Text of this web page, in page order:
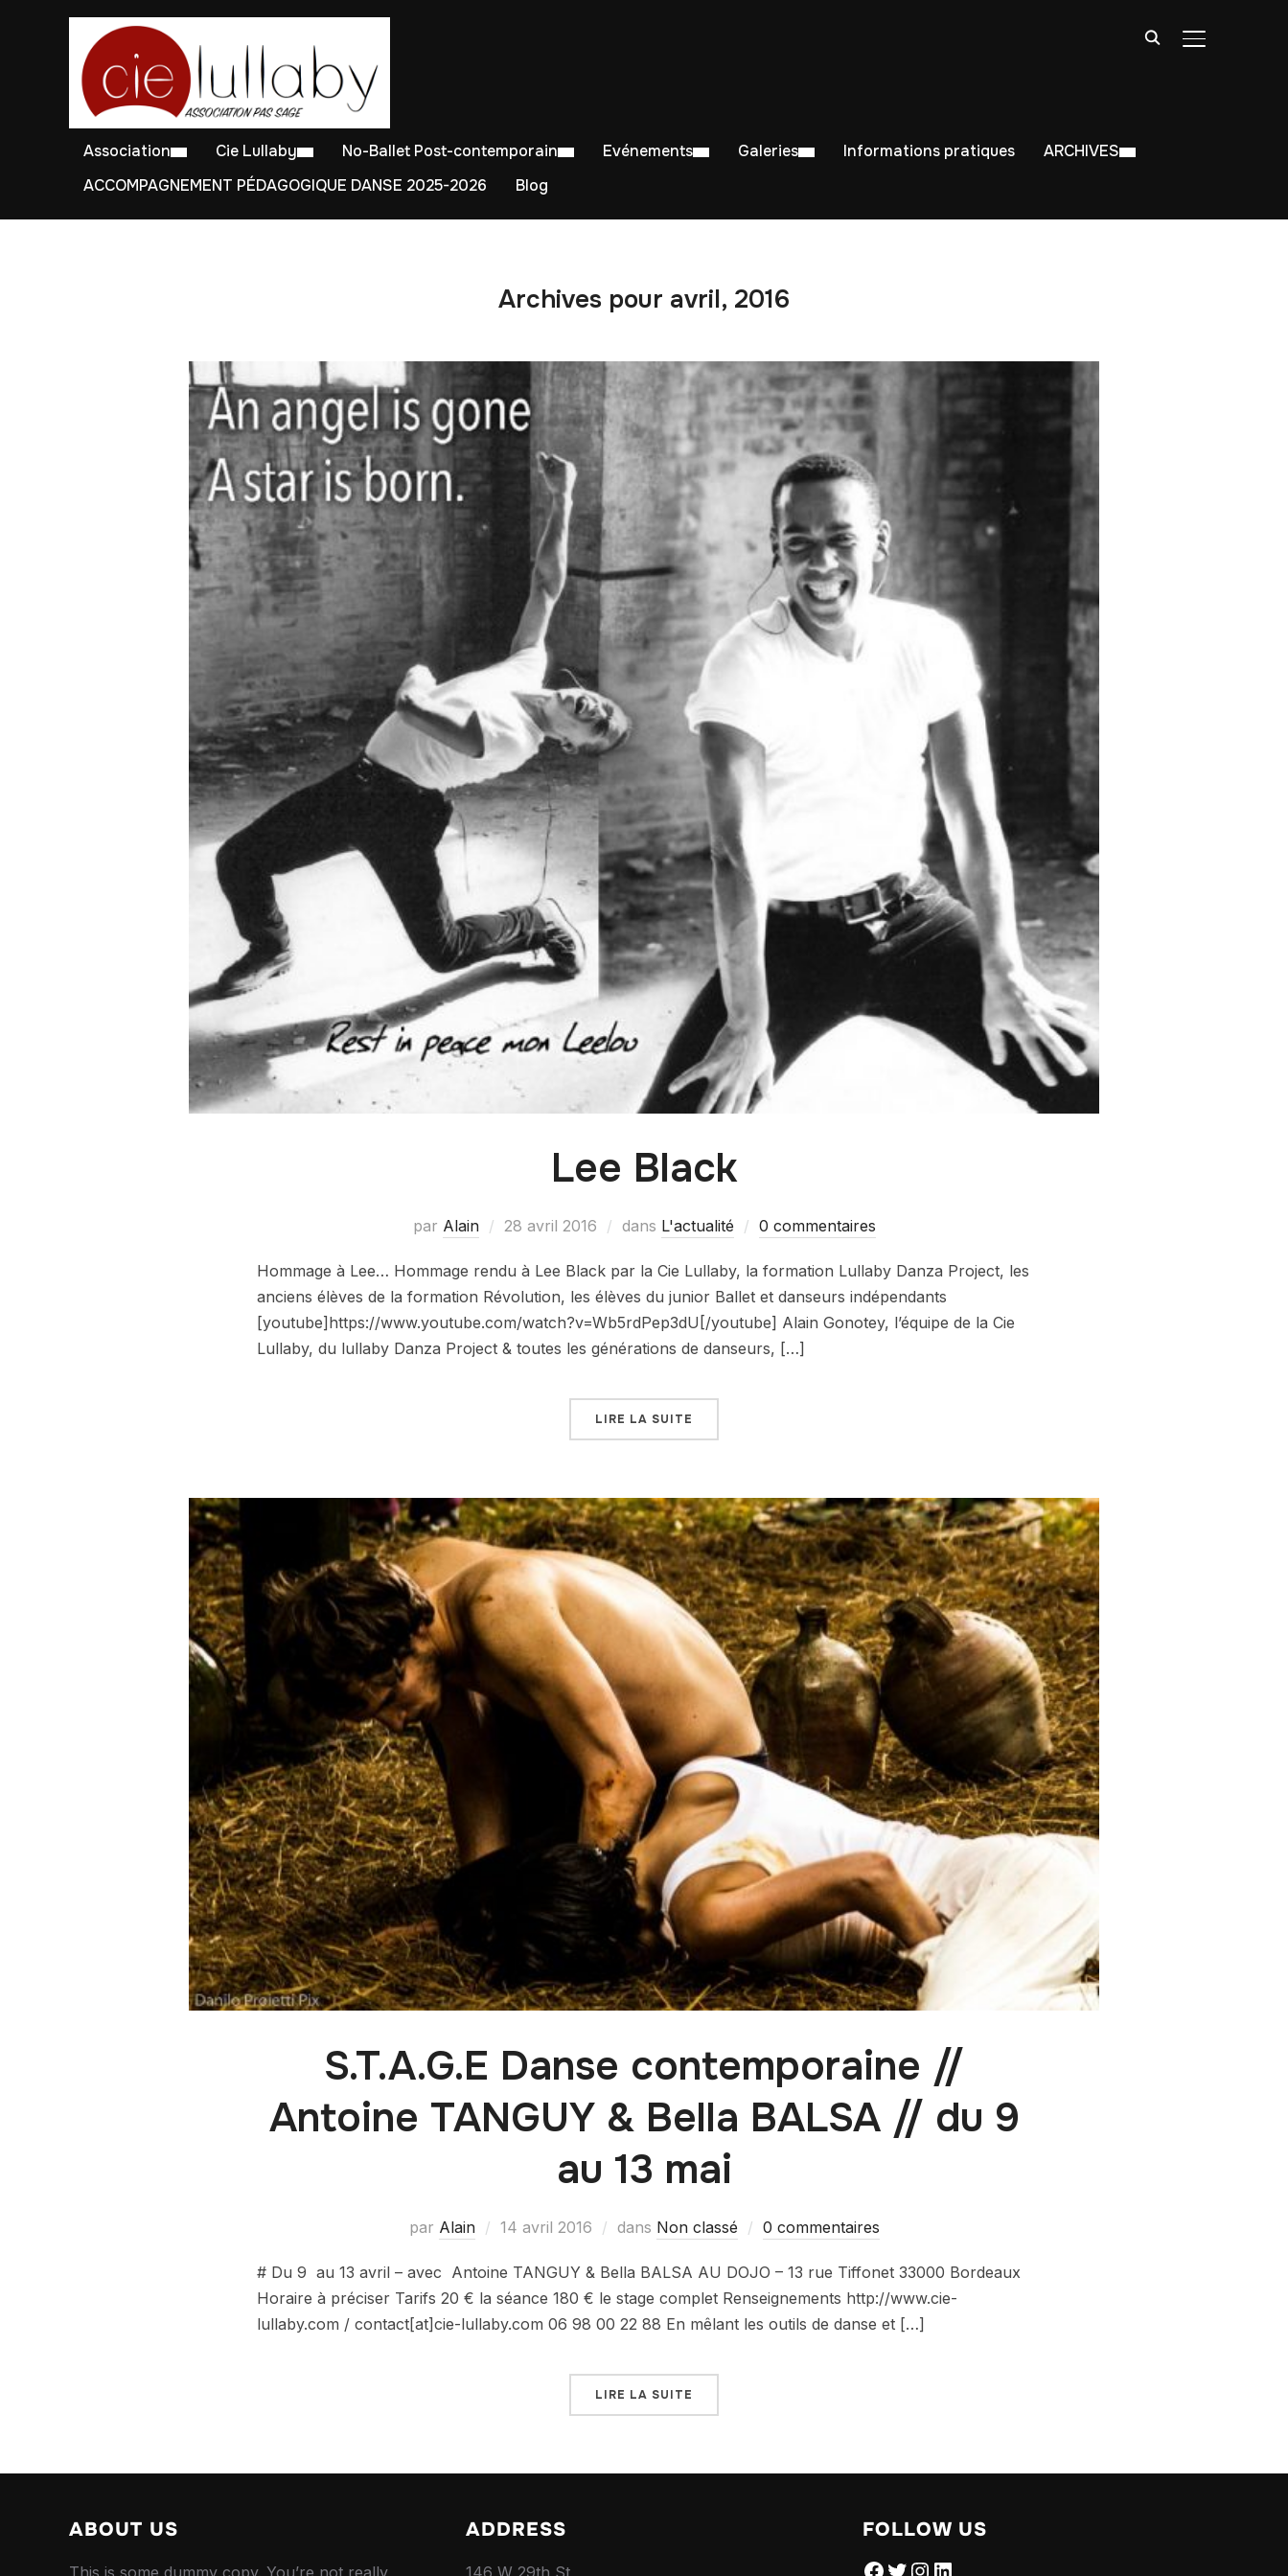
BASCULER
Association Cie Lullaby No-Ballet Post-contemporain Evénements Galeries Informations pratiques
ARCHIVES
ACCOMPAGNEMENT PÉDAGOGIQUE DANSE 2025-2026
Blog
Archives pour avril, 2016
Lee Black
par Alain 28 avril 2016 dans L'actualité 0 commentaires
Hommage à Lee… Hommage rendu à Lee Black par la Cie Lullaby, la formation Lullaby Danza Project, les
anciens élèves de la formation Révolution, les élèves du junior Ballet et danseurs indépendants
[youtube]https://www.youtube.com/watch?v=Wb5rdPep3dU[/youtube] Alain Gonotey, l’équipe de la Cie
Lullaby, du lullaby Danza Project & toutes les générations de danseurs, […]
LIRE LA SUITE
S.T.A.G.E Danse contemporaine //
Antoine TANGUY & Bella BALSA // du 9
au 13 mai
par Alain 14 avril 2016 dans Non classé 0 commentaires
# Du 9 au 13 avril – avec Antoine TANGUY & Bella BALSA AU DOJO – 13 rue Tiffonet 33000 Bordeaux
Horaire à préciser Tarifs 20 € la séance 180 € le stage complet Renseignements http://www.cie-
lullaby.com / contact[at]cie-lullaby.com 06 98 00 22 88 En mêlant les outils de danse et […]
LIRE LA SUITE
ABOUT US
This is some dummy copy. You’re not really
ADDRESS
146 W 29th St,
FOLLOW US
Facebook
Twitter
Instagram
LinkedIn